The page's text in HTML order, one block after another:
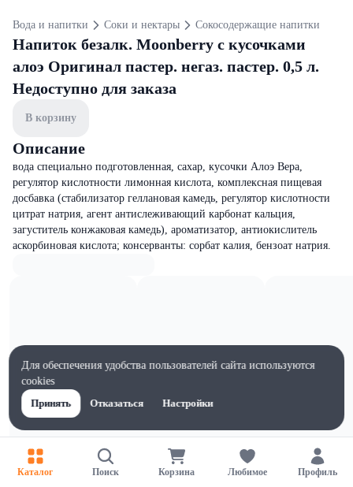
Вода и напитки Соки и нектары Сокосодержащие напитки
Напиток безалк. Moonberry с кусочками
алоэ Оригинал пастер. негаз. пастер. 0,5 л.
Недоступно для заказа
В корзину
Описание
вода специально подготовленная, сахар, кусочки Алоэ Вера,
регулятор кислотности лимонная кислота, комплексная пищевая
досбавка (стабилизатор геллановая камедь, регулятор кислотности
цитрат натрия, агент антислеживающий карбонат кальция,
загуститель конжаковая камедь), ароматизатор, антиокислитель
аскорбиновая кислота; консерванты: сорбат калия, бензоат натрия.
Каталог Поиск Корзина Любимое Профиль
Для обеспечения удобства пользователей сайта используются
cookies
Принять
Отказаться Настройки